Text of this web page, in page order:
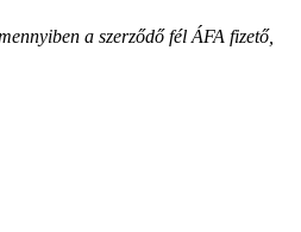
a szerződő fél ÁFA fizető,